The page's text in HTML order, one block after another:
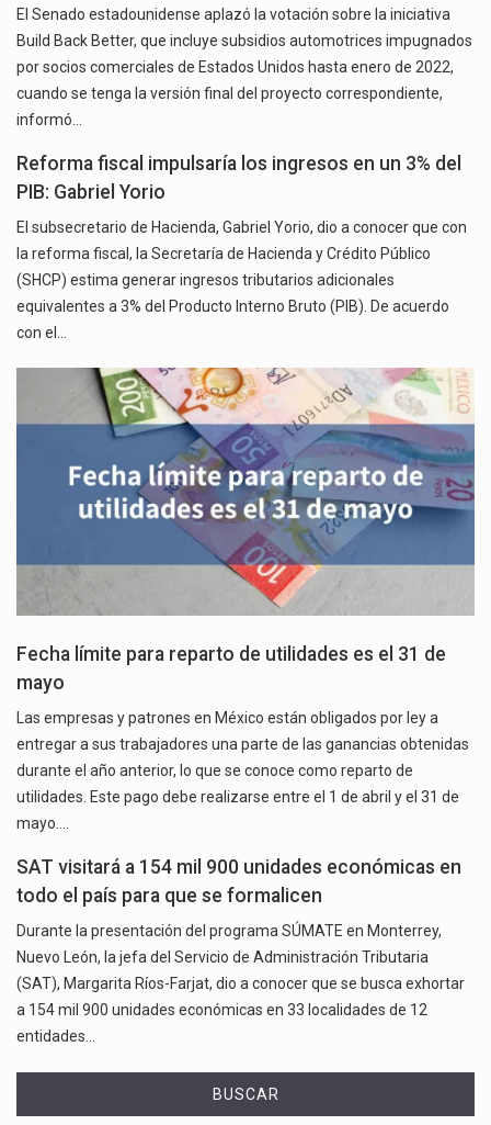
El Senado estadounidense aplazó la votación sobre la iniciativa
Build Back Better, que incluye subsidios automotrices impugnados
por socios comerciales de Estados Unidos hasta enero de 2022,
cuando se tenga la versión final del proyecto correspondiente,
informó…
Reforma fiscal impulsaría los ingresos en un 3% del
PIB: Gabriel Yorio
El subsecretario de Hacienda, Gabriel Yorio, dio a conocer que con
la reforma fiscal, la Secretaría de Hacienda y Crédito Público
(SHCP) estima generar ingresos tributarios adicionales
equivalentes a 3% del Producto Interno Bruto (PIB). De acuerdo
con el…
Fecha límite para reparto de utilidades es el 31 de
mayo
Las empresas y patrones en México están obligados por ley a
entregar a sus trabajadores una parte de las ganancias obtenidas
durante el año anterior, lo que se conoce como reparto de
utilidades. Este pago debe realizarse entre el 1 de abril y el 31 de
mayo.…
SAT visitará a 154 mil 900 unidades económicas en
todo el país para que se formalicen
Durante la presentación del programa SÚMATE en Monterrey,
Nuevo León, la jefa del Servicio de Administración Tributaria
(SAT), Margarita Ríos-Farjat, dio a conocer que se busca exhortar
a 154 mil 900 unidades económicas en 33 localidades de 12
entidades…
BUSCAR